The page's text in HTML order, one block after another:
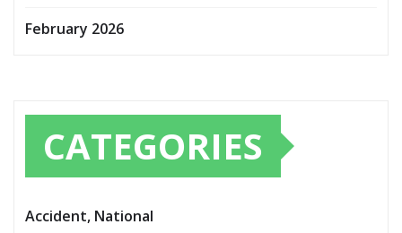
February 2026
CATEGORIES
Accident, National